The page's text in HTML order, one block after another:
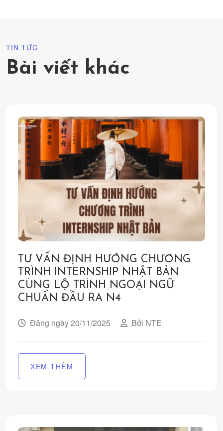
TIN TỨC
Bài viết khác
TƯ VẤN ĐỊNH HƯỚNG CHƯƠNG
TRÌNH INTERNSHIP NHẬT BẢN
CÙNG LỘ TRÌNH NGOẠI NGỮ
CHUẨN ĐẦU RA N4
Đăng ngày 20/11/2025 Bởi NTE
XEM THÊM